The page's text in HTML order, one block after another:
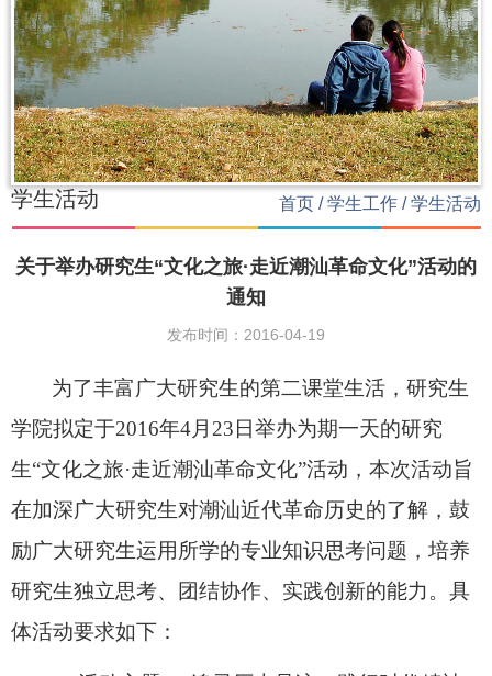
学生活动 首页 /学生工作 /学生活动
关于举办研究生“文化之旅·走近潮汕革命文化”活动的
通知
发布时间：2016-04-19
为了丰富广大研究生的第二课堂生活，研究生
学院拟定于2016年4月 23 日举办为期一天的研究
生“文化之旅·走近潮汕革命文化”活动，本次活动旨
在加深广大研究生对潮汕近代革命历史的了解，鼓
励广大研究生运用所学的专业知识思考问题，培养
研究生独立思考、团结协作、实践创新的能力。具
体活动要求如下：